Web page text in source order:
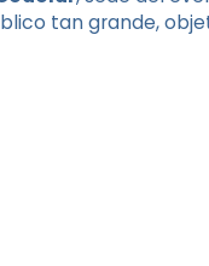
tan grande,